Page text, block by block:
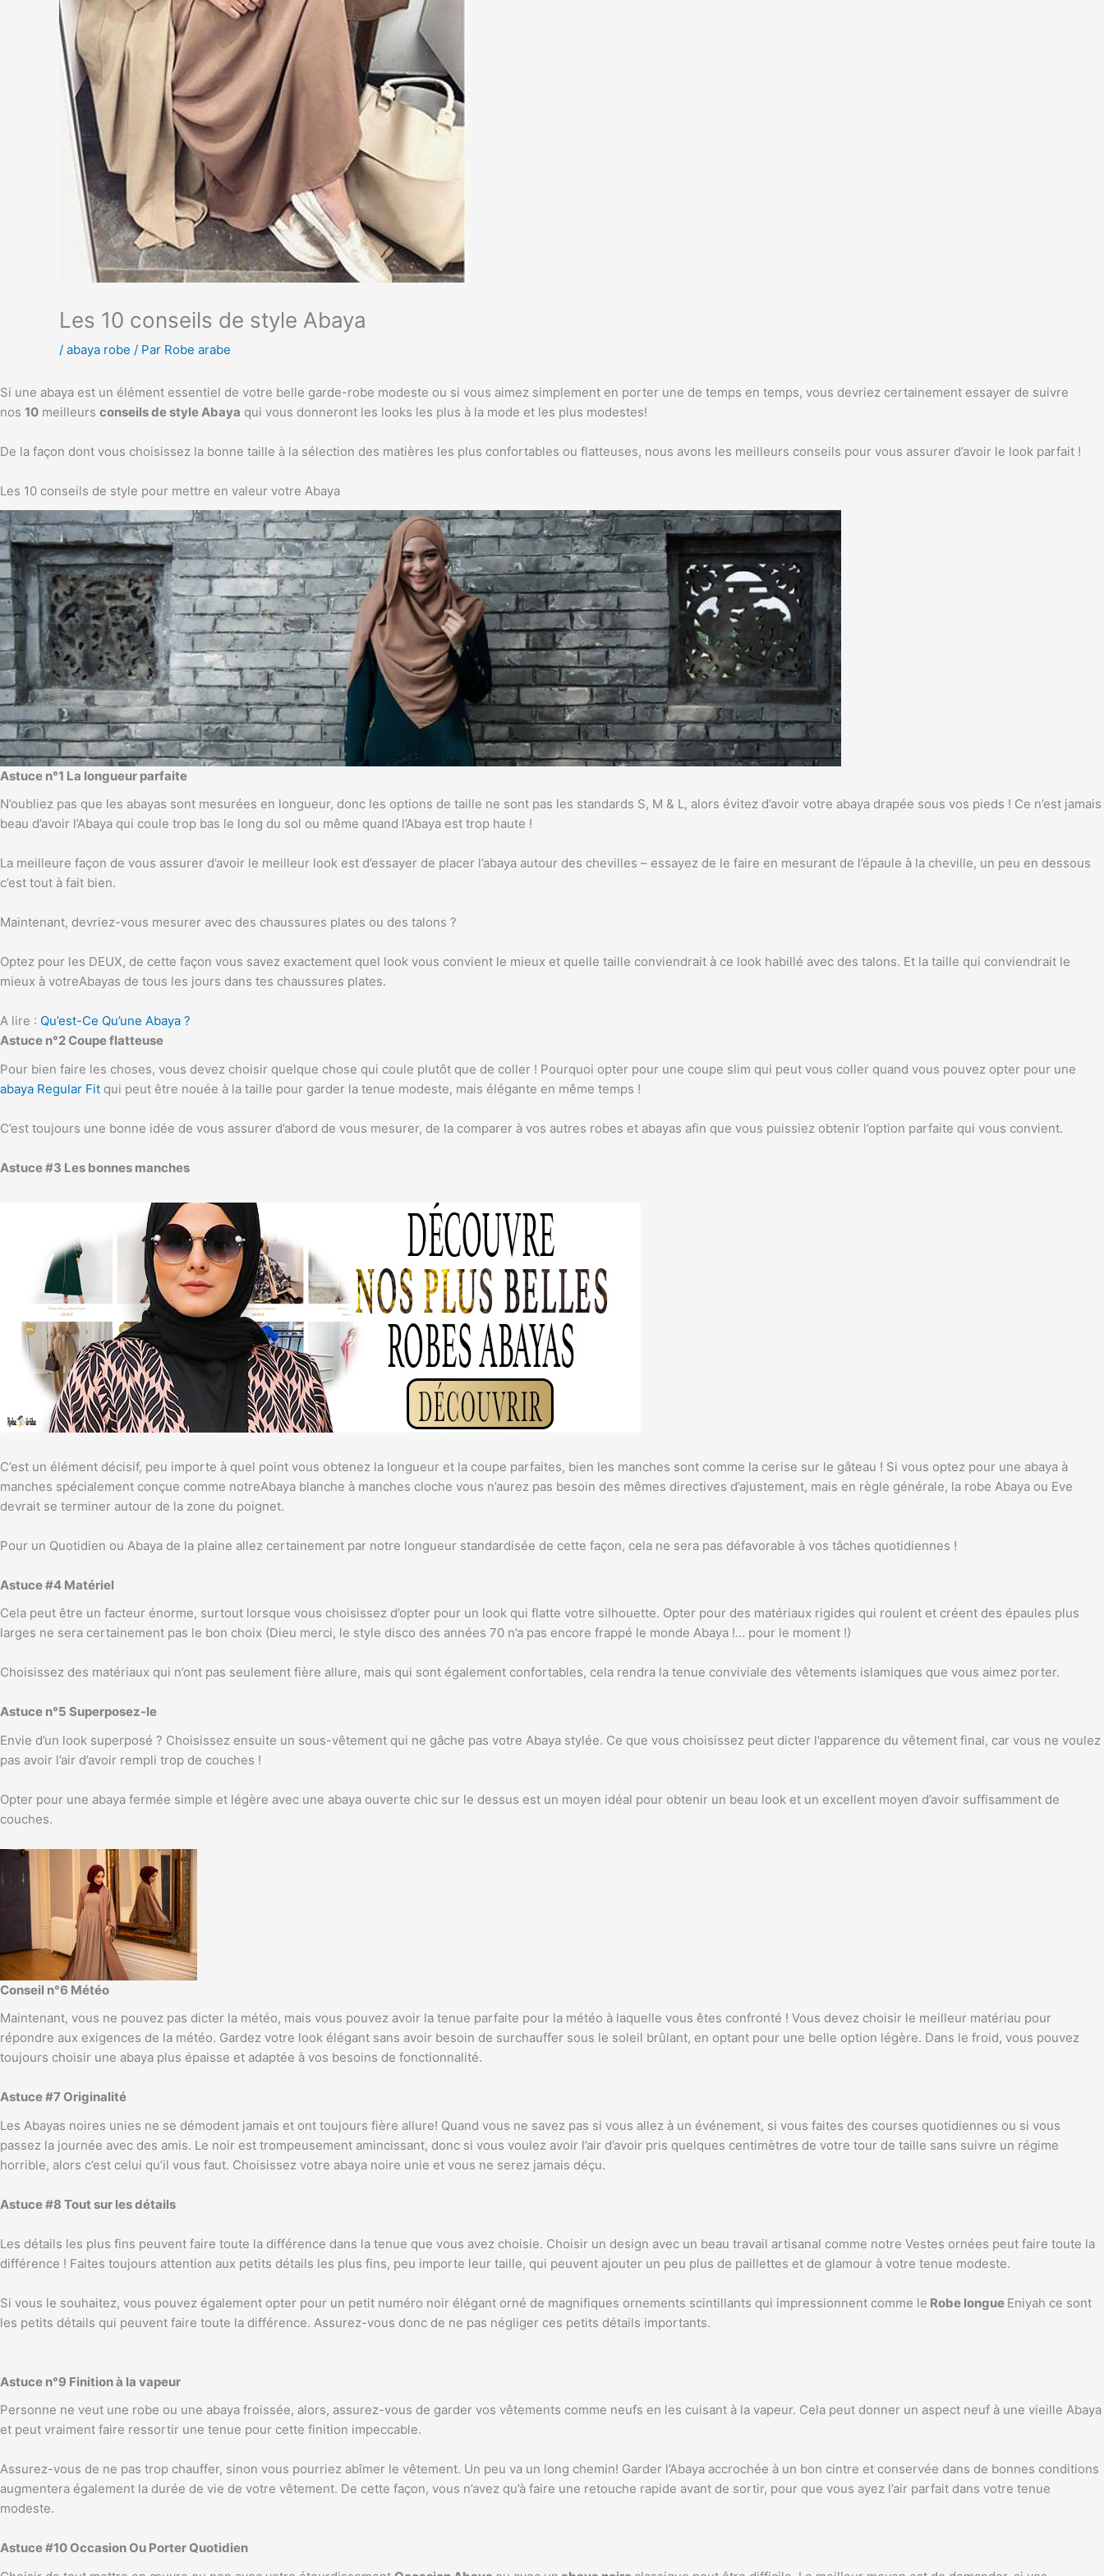
Les 10 conseils de style Abaya
/ abaya robe / Par Robe arabe
Si une abaya est un élément essentiel de votre belle garde-robe modeste ou si vous aimez simplement en porter une de temps en temps, vous devriez certainement essayer de suivre
nos 10 meilleurs conseils de style Abaya qui vous donneront les looks les plus à la mode et les plus modestes!
De la façon dont vous choisissez la bonne taille à la sélection des matières les plus confortables ou flatteuses, nous avons les meilleurs conseils pour vous assurer d’avoir le look parfait !
Les 10 conseils de style pour mettre en valeur votre Abaya
Astuce n°1 La longueur parfaite
N’oubliez pas que les abayas sont mesurées en longueur, donc les options de taille ne sont pas les standards S, M & L, alors évitez d’avoir votre abaya drapée sous vos pieds ! Ce n’est jamais
beau d’avoir l’Abaya qui coule trop bas le long du sol ou même quand l’Abaya est trop haute !
La meilleure façon de vous assurer d’avoir le meilleur look est d’essayer de placer l’abaya autour des chevilles – essayez de le faire en mesurant de l’épaule à la cheville, un peu en dessous
c’est tout à fait bien.
Maintenant, devriez-vous mesurer avec des chaussures plates ou des talons ?
Optez pour les DEUX, de cette façon vous savez exactement quel look vous convient le mieux et quelle taille conviendrait à ce look habillé avec des talons. Et la taille qui conviendrait le
mieux à votreAbayas de tous les jours dans tes chaussures plates.
A lire : Qu’est-Ce Qu’une Abaya ?
Astuce n°2 Coupe flatteuse
Pour bien faire les choses, vous devez choisir quelque chose qui coule plutôt que de coller ! Pourquoi opter pour une coupe slim qui peut vous coller quand vous pouvez opter pour une
abaya Regular Fit qui peut être nouée à la taille pour garder la tenue modeste, mais élégante en même temps !
C’est toujours une bonne idée de vous assurer d’abord de vous mesurer, de la comparer à vos autres robes et abayas afin que vous puissiez obtenir l’option parfaite qui vous convient.
Astuce #3 Les bonnes manches
C’est un élément décisif, peu importe à quel point vous obtenez la longueur et la coupe parfaites, bien les manches sont comme la cerise sur le gâteau ! Si vous optez pour une abaya à
manches spécialement conçue comme notreAbaya blanche à manches cloche vous n’aurez pas besoin des mêmes directives d’ajustement, mais en règle générale, la robe Abaya ou Eve
devrait se terminer autour de la zone du poignet.
Pour un Quotidien ou Abaya de la plaine allez certainement par notre longueur standardisée de cette façon, cela ne sera pas défavorable à vos tâches quotidiennes !
Astuce #4 Matériel
Cela peut être un facteur énorme, surtout lorsque vous choisissez d’opter pour un look qui flatte votre silhouette. Opter pour des matériaux rigides qui roulent et créent des épaules plus
larges ne sera certainement pas le bon choix (Dieu merci, le style disco des années 70 n’a pas encore frappé le monde Abaya !… pour le moment !)
Choisissez des matériaux qui n’ont pas seulement fière allure, mais qui sont également confortables, cela rendra la tenue conviviale des vêtements islamiques que vous aimez porter.
Astuce n°5 Superposez-le
Envie d’un look superposé ? Choisissez ensuite un sous-vêtement qui ne gâche pas votre Abaya stylée. Ce que vous choisissez peut dicter l’apparence du vêtement final, car vous ne voulez
pas avoir l’air d’avoir rempli trop de couches !
Opter pour une abaya fermée simple et légère avec une abaya ouverte chic sur le dessus est un moyen idéal pour obtenir un beau look et un excellent moyen d’avoir suffisamment de
couches.
Conseil n°6 Météo
Maintenant, vous ne pouvez pas dicter la météo, mais vous pouvez avoir la tenue parfaite pour la météo à laquelle vous êtes confronté ! Vous devez choisir le meilleur matériau pour
répondre aux exigences de la météo. Gardez votre look élégant sans avoir besoin de surchauffer sous le soleil brûlant, en optant pour une belle option légère. Dans le froid, vous pouvez
toujours choisir une abaya plus épaisse et adaptée à vos besoins de fonctionnalité.
Astuce #7 Originalité
Les Abayas noires unies ne se démodent jamais et ont toujours fière allure! Quand vous ne savez pas si vous allez à un événement, si vous faites des courses quotidiennes ou si vous
passez la journée avec des amis. Le noir est trompeusement amincissant, donc si vous voulez avoir l’air d’avoir pris quelques centimètres de votre tour de taille sans suivre un régime
horrible, alors c’est celui qu’il vous faut. Choisissez votre abaya noire unie et vous ne serez jamais déçu.
Astuce #8 Tout sur les détails
Les détails les plus fins peuvent faire toute la différence dans la tenue que vous avez choisie. Choisir un design avec un beau travail artisanal comme notre Vestes ornées peut faire toute la
différence ! Faites toujours attention aux petits détails les plus fins, peu importe leur taille, qui peuvent ajouter un peu plus de paillettes et de glamour à votre tenue modeste.
Si vous le souhaitez, vous pouvez également opter pour un petit numéro noir élégant orné de magnifiques ornements scintillants qui impressionnent comme le Robe longue Eniyah ce sont
les petits détails qui peuvent faire toute la différence. Assurez-vous donc de ne pas négliger ces petits détails importants.
Astuce n°9 Finition à la vapeur
Personne ne veut une robe ou une abaya froissée, alors, assurez-vous de garder vos vêtements comme neufs en les cuisant à la vapeur. Cela peut donner un aspect neuf à une vieille Abaya
et peut vraiment faire ressortir une tenue pour cette finition impeccable.
Assurez-vous de ne pas trop chauffer, sinon vous pourriez abîmer le vêtement. Un peu va un long chemin! Garder l’Abaya accrochée à un bon cintre et conservée dans de bonnes conditions
augmentera également la durée de vie de votre vêtement. De cette façon, vous n’avez qu’à faire une retouche rapide avant de sortir, pour que vous ayez l’air parfait dans votre tenue
modeste.
Astuce #10 Occasion Ou Porter Quotidien